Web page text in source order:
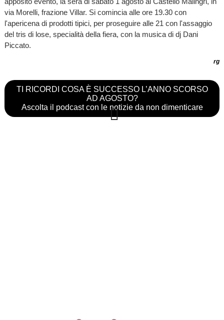
via Morelli, frazione Villar. Si comincia alle ore 19.30 con
l'apericena di prodotti tipici, per proseguire alle 21 con l'assaggio
del tris di lose, specialità della fiera, con la musica di dj Dani
Piccato.
rg
TI RICORDI COSA È SUCCESSO L’ANNO SCORSO
AD AGOSTO?
Ascolta il podcast con le notizie da non dimenticare